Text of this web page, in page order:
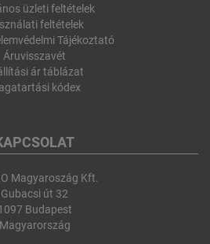
üzleti feltételek
feltételek
Tájékoztató
Áruvisszavét
ár táblázat
kódex
Magyaroszág Kft.
Gubacsi út 32
Budapest
Magyarország